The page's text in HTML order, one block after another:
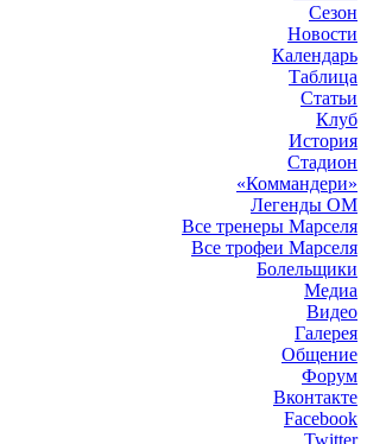
Сезон
Новости
Календарь
Таблица
Статьи
Клуб
История
Стадион
«Коммандери»
Легенды ОМ
Все тренеры Марселя
Все трофеи Марселя
Болельщики
Медиа
Видео
Галерея
Общение
Форум
Вконтакте
Facebook
Twitter